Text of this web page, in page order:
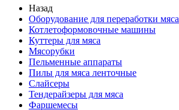
Назад
Оборудование для переработки мяса
Котлетоформовочные машины
Куттеры для мяса
Мясорубки
Пельменные аппараты
Пилы для мяса ленточные
Слайсеры
Тендерайзеры для мяса
Фаршемесы